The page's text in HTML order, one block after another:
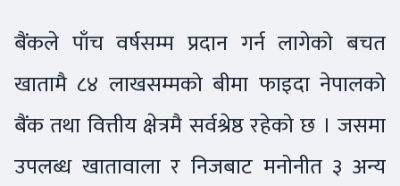
बैंकले पाँच वर्षसम्म प्रदान गर्न लागेको बचत
खातामै ८४ लाखसम्मको बीमा फाइदा नेपालको
बैंक तथा वित्तीय क्षेत्रमै सर्वश्रेष्ठ रहेको छ । जसमा
उपलब्ध खातावाला र निजबाट मनोनीत ३ अन्य